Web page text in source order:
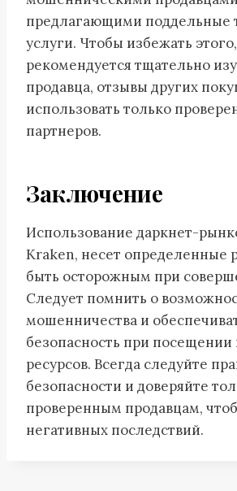
предлагающими поддельные
услуги. Чтобы избежать этого,
рекомендуется тщательно
продавца, отзывы других
использовать только
партнеров.
Заключение
Использование даркнет-
Kraken, несет определенные
быть осторожным при
Следует помнить о
мошенничества и
безопасность при
ресурсов. Всегда следуйте
безопасности и доверяйте
проверенным продавцам,
негативных последствий.